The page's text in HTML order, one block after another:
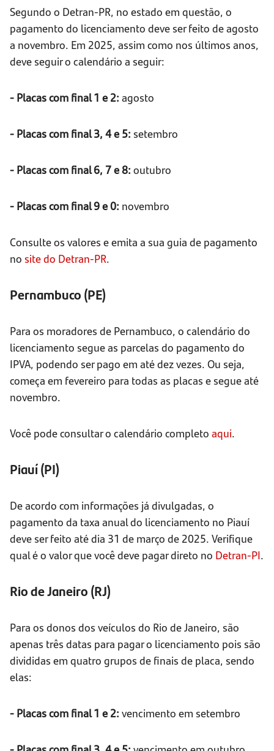
Segundo o Detran-PR, no estado em questão, o
pagamento do licenciamento deve ser feito de agosto
a novembro. Em 2025, assim como nos últimos anos,
deve seguir o calendário a seguir:
- Placas com final 1 e 2: agosto
- Placas com final 3, 4 e 5: setembro
- Placas com final 6, 7 e 8: outubro
- Placas com final 9 e 0: novembro
Consulte os valores e emita a sua guia de pagamento
no site do Detran-PR.
Pernambuco (PE)
Para os moradores de Pernambuco, o calendário do
licenciamento segue as parcelas do pagamento do
IPVA, podendo ser pago em até dez vezes. Ou seja,
começa em fevereiro para todas as placas e segue até
novembro.
Você pode consultar o calendário completo aqui.
Piauí (PI)
De acordo com informações já divulgadas, o
pagamento da taxa anual do licenciamento no Piauí
deve ser feito até dia 31 de março de 2025. Verifique
qual é o valor que você deve pagar direto no Detran-PI.
Rio de Janeiro (RJ)
Para os donos dos veículos do Rio de Janeiro, são
apenas três datas para pagar o licenciamento pois são
divididas em quatro grupos de finais de placa, sendo
elas:
- Placas com final 1 e 2: vencimento em setembro